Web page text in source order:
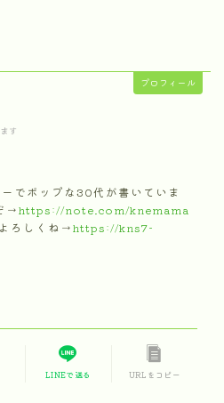
プロフィール
す
でポップな30代が書いていま
→https://note.com/knemama
ろしくね→https://kns7-
LINEで送る URLをコピー